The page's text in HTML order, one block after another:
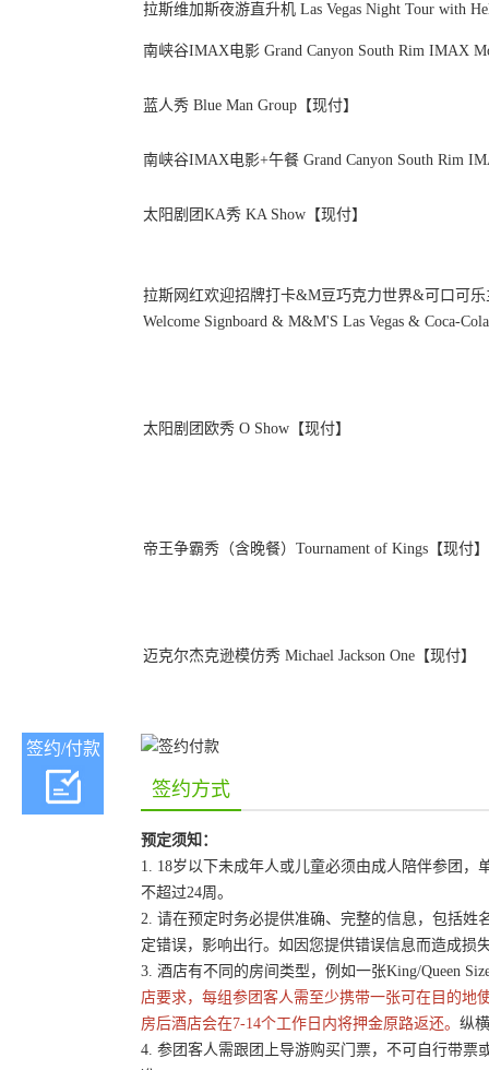
拉斯维加斯夜游直升机 Las Vegas Night Tour with
南峡谷IMAX电影 Grand Canyon South Rim IMAX
蓝人秀 Blue Man Group【现付】
南峡谷IMAX电影+午餐 Grand Canyon South Rim
太阳剧团KA秀 KA Show【现付】
拉斯网红欢迎招牌打卡&M豆巧克力世界&可口可乐
Welcome Signboard & M&M'S Las Vegas & Coca-
太阳剧团欧秀 O Show【现付】
帝王争霸秀（含晚餐）Tournament of Kings【现付】
迈克尔杰克逊模仿秀 Michael Jackson One【现付】
签约/付款
签约方式
预定须知：
1. 18岁以下未成年人或儿童必须由成人陪伴参团
不超过24周。
2. 请在预定时务必提供准确、完整的信息，包括
定错误，影响出行。如因您提供错误信息而造成损
3. 酒店有不同的房间类型，例如一张King/Queen
店要求，每组参团客人需至少携带一张可在目的地
房后酒店会在7-14个工作日内将押金原路返还。 纵
4. 参团客人需跟团上导游购买门票，不可自行带票